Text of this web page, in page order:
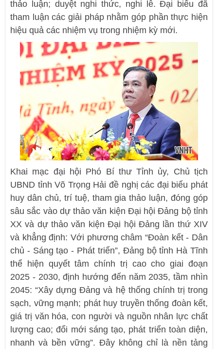
thảo luận; duyệt nghi thức, nghi lễ. Đại biểu đã
tham luận các giải pháp nhằm góp phần thực hiện
hiệu quả các nhiệm vụ trong nhiệm kỳ mới.
Khai mạc đại hội Phó Bí thư Tỉnh ủy, Chủ tịch
UBND tỉnh Võ Trọng Hải đề nghị các đại biểu phát
huy dân chủ, trí tuệ, tham gia thảo luận, đóng góp
sâu sắc vào dự thảo văn kiện Đại hội Đảng bộ tỉnh
XX và dự thảo văn kiện Đại hội Đảng lần thứ XIV
và khẳng định: Với phương châm “Đoàn kết - Dân
chủ - Sáng tạo - Phát triển”, Đảng bộ tỉnh Hà Tĩnh
thể hiện quyết tâm chính trị cao cho giai đoạn
2025 - 2030, định hướng đến năm 2035, tầm nhìn
2045: “Xây dựng Đảng và hệ thống chính trị trong
sạch, vững mạnh; phát huy truyền thống đoàn kết,
giá trị văn hóa, con người và nguồn nhân lực chất
lượng cao; đổi mới sáng tạo, phát triển toàn diện,
nhanh và bền vững”. Đây không chỉ là nền tảng